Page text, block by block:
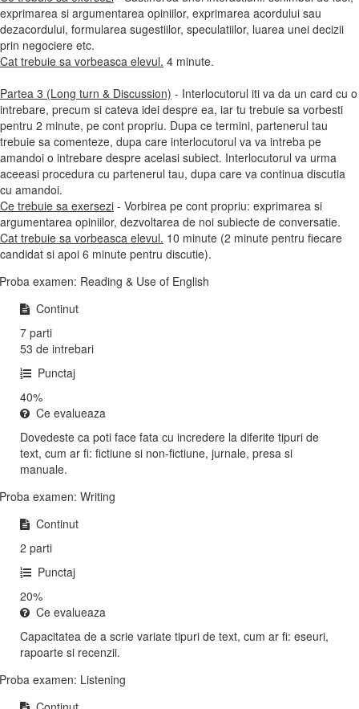
exprimarea si argumentarea opiniilor, exprimarea acordului sau
dezacordului, formularea sugestiilor, speculatiilor, luarea unei decizii
prin negociere etc.
Cat trebuie sa vorbeasca elevul. 4 minute.
Partea 3 (Long turn & Discussion) - Interlocutorul iti va da un card cu o
intrebare, precum si cateva idei despre ea, iar tu trebuie sa vorbesti
pentru 2 minute, pe cont propriu. Dupa ce termini, partenerul tau
trebuie sa comenteze, dupa care interlocutorul va va intreba pe
amandoi o intrebare despre acelasi subiect. Interlocutorul va urma
aceeasi procedura cu partenerul tau, dupa care va continua discutia
cu amandoi.
Ce trebuie sa exersezi - Vorbirea pe cont propriu: exprimarea si
argumentarea opiniilor, dezvoltarea de noi subiecte de conversatie.
Cat trebuie sa vorbeasca elevul. 10 minute (2 minute pentru fiecare
candidat si apoi 6 minute pentru discutie).
Proba examen: Reading & Use of English
Continut
7 parti
53 de intrebari
Punctaj
40%
Ce evalueaza
Dovedeste ca poti face fata cu incredere la diferite tipuri de
text, cum ar fi: fictiune si non-fictiune, jurnale, presa si
manuale.
Proba examen: Writing
Continut
2 parti
Punctaj
20%
Ce evalueaza
Capacitatea de a scrie variate tipuri de text, cum ar fi: eseuri,
rapoarte si recenzii.
Proba examen: Listening